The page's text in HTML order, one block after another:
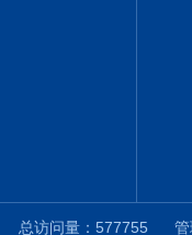
总访问量：577755